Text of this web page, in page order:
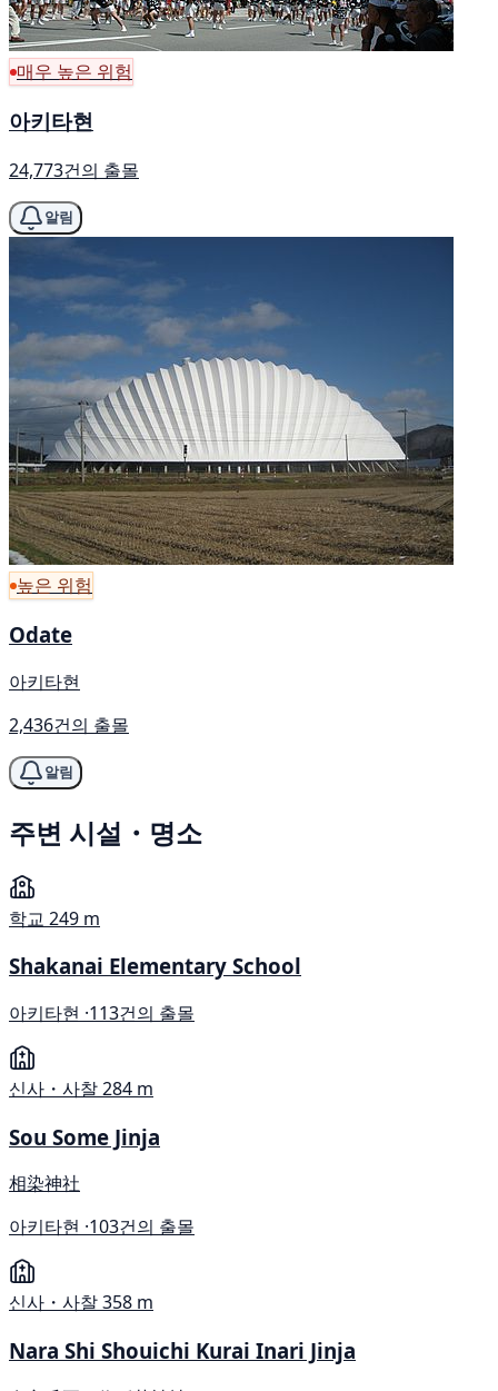
매우 높은 위험
아키타현
24,773건의 출몰
알림
높은 위험
Odate
아키타현
2,436건의 출몰
알림
주변 시설・명소
학교 249 m
Shakanai Elementary School
아키타현 ·113건의 출몰
신사・사찰284 m
Sou Some Jinja
相染神社
아키타현 ·103건의 출몰
신사・사찰358 m
Nara Shi Shouichi Kurai Inari Jinja